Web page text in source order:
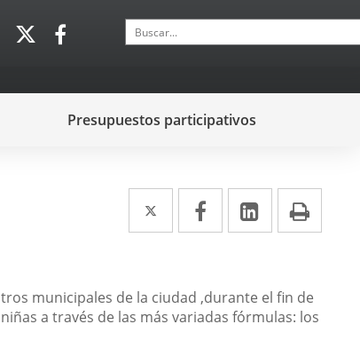
Enlace
aplicación
externa.
aplicación
externa.
Buscar
Presupuestos participativos
Twitter
Enlace
a
aplicación
externa.
Facebook
Enlace
a
aplicación
externa.
LinkedIn
Enlace
a
aplicación
externa.
municipales de la ciudad ,durante el fin de
a través de las más variadas fórmulas: los